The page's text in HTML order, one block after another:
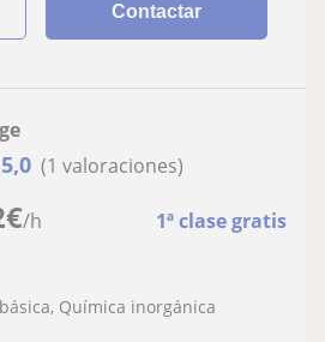
Contactar
€/h 1ª clase gratis
5,0 (1 valoraciones)
Química inorgánica